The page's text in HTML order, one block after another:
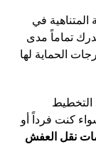
المتناهية في
تماماً مدى
الحماية لها
كنت فرداً أو
نقل العفش